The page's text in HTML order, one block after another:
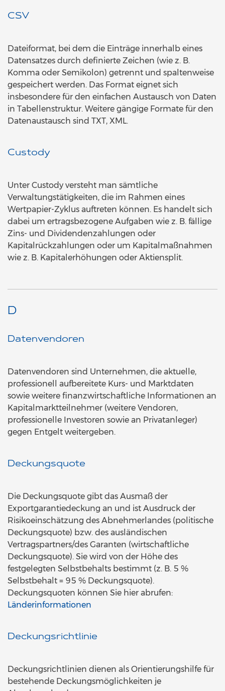
CSV
Dateiformat, bei dem die Einträge innerhalb eines
Datensatzes durch definierte Zeichen (wie z. B.
Komma oder Semikolon) getrennt und spaltenweise
gespeichert werden. Das Format eignet sich
insbesondere für den einfachen Austausch von Daten
in Tabellenstruktur. Weitere gängige Formate für den
Datenaustausch sind TXT, XML.
Custody
Unter Custody versteht man sämtliche
Verwaltungstätigkeiten, die im Rahmen eines
Wertpapier-Zyklus auftreten können. Es handelt sich
dabei um ertragsbezogene Aufgaben wie z. B. fällige
Zins- und Dividendenzahlungen oder
Kapitalrückzahlungen oder um Kapitalmaßnahmen
wie z. B. Kapitalerhöhungen oder Aktiensplit.
D
Datenvendoren
Datenvendoren sind Unternehmen, die aktuelle,
professionell aufbereitete Kurs- und Marktdaten
sowie weitere finanzwirtschaftliche Informationen an
Kapitalmarktteilnehmer (weitere Vendoren,
professionelle Investoren sowie an Privatanleger)
gegen Entgelt weitergeben.
Deckungsquote
Die Deckungsquote gibt das Ausmaß der
Exportgarantiedeckung an und ist Ausdruck der
Risikoeinschätzung des Abnehmerlandes (politische
Deckungsquote) bzw. des ausländischen
Vertragspartners/des Garanten (wirtschaftliche
Deckungsquote). Sie wird von der Höhe des
festgelegten Selbstbehalts bestimmt (z. B. 5 %
Selbstbehalt = 95 % Deckungsquote).
Deckungsquoten können Sie hier abrufen:
Länderinformationen
Deckungsrichtlinie
Deckungsrichtlinien dienen als Orientierungshilfe für
bestehende Deckungsmöglichkeiten je